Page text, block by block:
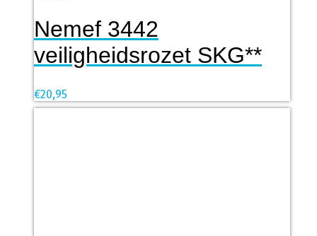
Nemef 3442
veiligheidsrozet SKG**
€20,95